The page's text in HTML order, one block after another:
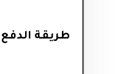
طريقة الدفع